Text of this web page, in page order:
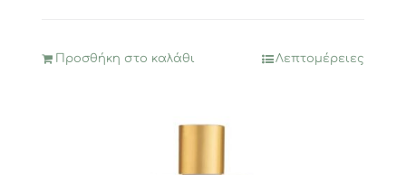
Προσθήκη στο καλάθι Λεπτομέρειες